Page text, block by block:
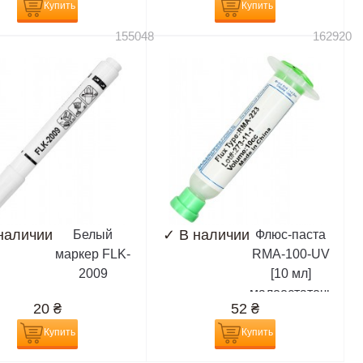
стали (12,5
см,длина
лезвия 4,5)
Купить Купить
155048
Белый
маркер FLK-
2009
20₴
Купить
162920
✓ В наличии Флюс-паста
RMA-100-UV
[10 мл]
малоостаточная,
разновидность
RMA-223
52₴
Купить